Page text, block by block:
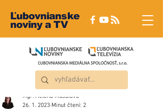
Ľubovnianske
noviny a TV
Mgr. Helena Musalová
26. 1. 2023 Minut čtení: 2